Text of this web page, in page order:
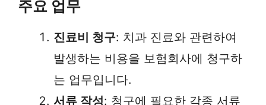
주요 업무
진료비 청구: 치과 진료와 관련하여
발생하는 비용을 보험회사에 청구하
는 업무입니다.
서류 작성: 청구에 필요한 각종 서류